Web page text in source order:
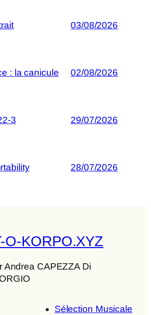
03/08/2026
: la canicule 02/08/2026
3 29/07/2026
28/07/2026
O-KORPO.XYZ
Andrea CAPEZZA Di
Sélection Musicale